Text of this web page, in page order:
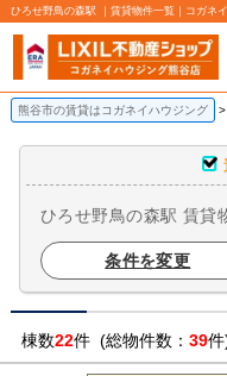
ひろせ野鳥の森駅 ｜賃貸物件一覧｜コガネ
熊谷市の賃貸はコガネイハウジング
ひろせ野鳥の森駅 賃貸
条件を変更
棟数22件 (総物件数： 39件